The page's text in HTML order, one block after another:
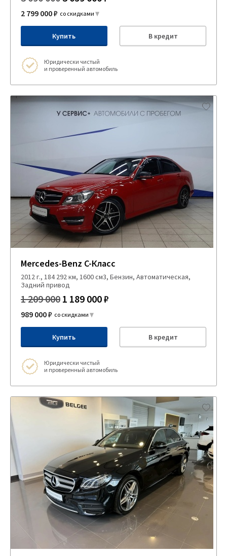
2 799 000 ₽ со скидками
Купить В кредит
Юридически чистый
и проверенный автомобиль
Mercedes-Benz C-Класс
2012 г., 184 292 км, 1600 см3, Бензин, Автоматическая,
Задний привод
1 209 000 1 189 000 ₽
989 000 ₽ со скидками
Купить В кредит
Юридически чистый
и проверенный автомобиль